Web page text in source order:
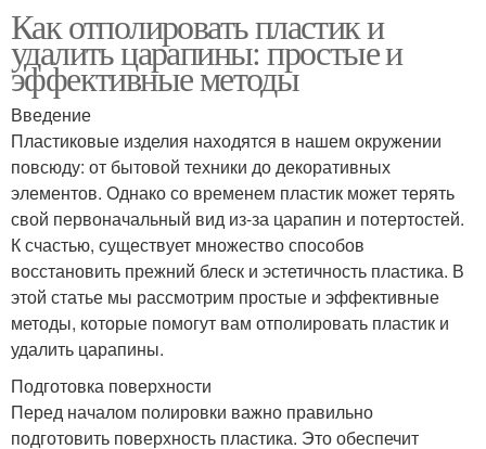
Как отполировать пластик и
удалить царапины: простые и
эффективные методы
Введение
Пластиковые изделия находятся в нашем окружении
повсюду: от бытовой техники до декоративных
элементов. Однако со временем пластик может терять
свой первоначальный вид из-за царапин и потертостей.
К счастью, существует множество способов
восстановить прежний блеск и эстетичность пластика. В
этой статье мы рассмотрим простые и эффективные
методы, которые помогут вам отполировать пластик и
удалить царапины.
Подготовка поверхности
Перед началом полировки важно правильно
подготовить поверхность пластика. Это обеспечит